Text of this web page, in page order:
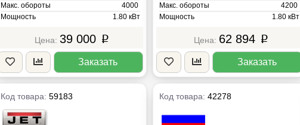
Макс. обороты
4000
Мощность
1.80 кВт
39 000 p
Заказать
Макс. обороты
4200
Мощность
1.80 кВт
62 894 p
Заказать
Код товара: 59183 Код товара:42278